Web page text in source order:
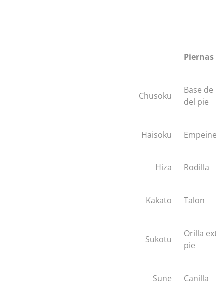
Piernas y
Chusoku
Base de
del pie
Haisoku Empeine
Hiza Rodilla
Kakato Talon
Sukotu
Orilla
pie
Sune Canilla